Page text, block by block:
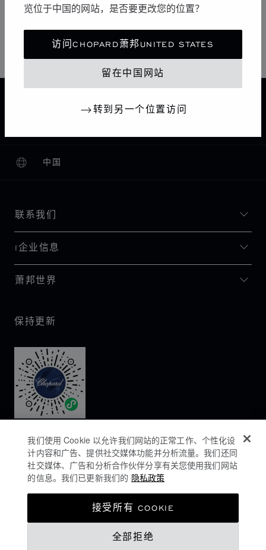
览位于中国的网站，是否要更改您的位置？
访问CHOPARD萧邦UNITED STATES
留在中国网站
转到另一个位置访问
星期六 11:00 AM - 06:00 PM
中国
本地化（更改国家/地区）
更改国家/地区
联系我们
I企业信息
萧邦世界
保持更新
COOKIES政策
我们使用 Cookie 以允许我们网站的正常工作、个性化设
计内容和广告、提供社交媒体功能并分析流量。我们还同
社交媒体、广告和分析合作伙伴分享有关您使用我们网站
的信息。我们已更新我们的 隐私政策
全部拒绝
接受所有 COOKIE